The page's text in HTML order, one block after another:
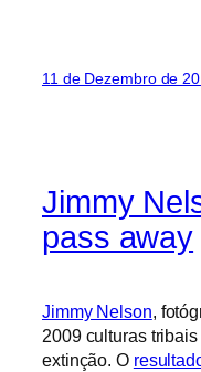
11 de Dezembro de
Jimmy
pass away
Jimmy Nelson,
2009 culturas
extinção. O